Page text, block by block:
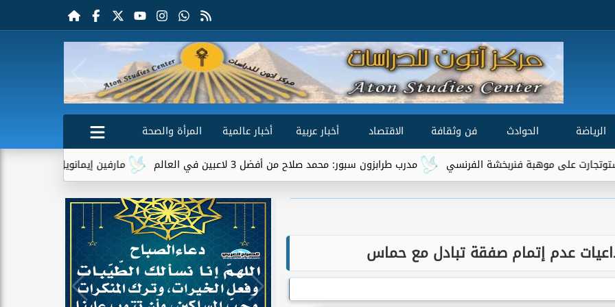
الرياضة الحوادث فن وثقافة الاقتصاد أخبار عربية أخبار عالمية
المرأة والصحة
مارفين إيمانويل.. سائق توصيل
مدرب طرابزون سبور: محمد صلاح من أفضل 3 لاعبين في العالم موهبة فنربخشة الفرنسي
عدم إتمام صفقة تبادل مع حماس